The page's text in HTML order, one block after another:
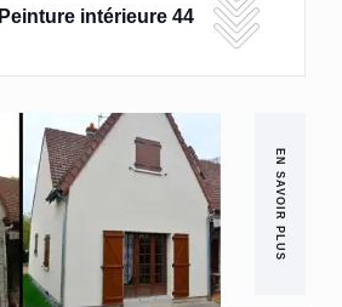
Peinture intérieure 44
EN SAVOIR PLUS